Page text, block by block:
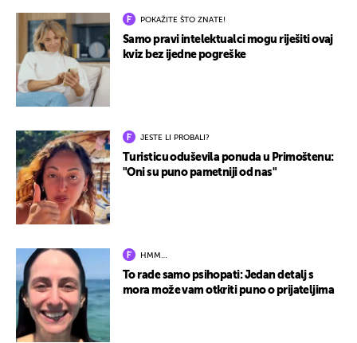
POKAŽITE ŠTO ZNATE!
Samo pravi intelektualci mogu riješiti ovaj
kviz bez ijedne pogreške
JESTE LI PROBALI?
Turisticu oduševila ponuda u Primoštenu:
"Oni su puno pametniji od nas"
HMM…
To rade samo psihopati: Jedan detalj s
mora može vam otkriti puno o prijateljima